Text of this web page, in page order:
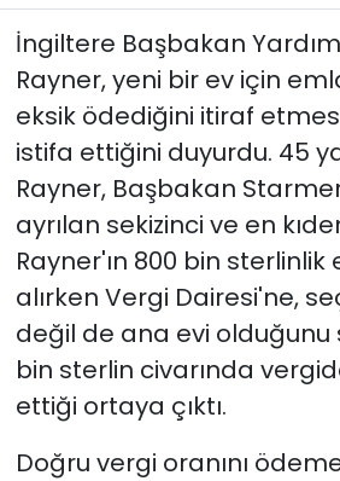
İngiltere Başbakan
Rayner, yeni bir ev için
eksik ödediğini itiraf
istifa ettiğini duyurdu. 45
Rayner, Başbakan
ayrılan sekizinci ve en
Rayner'ın 800 bin sterlinlik
alırken Vergi Dairesi'ne,
değil de ana evi olduğunu
bin sterlin civarında
ettiği ortaya çıktı.
Doğru vergi oranını